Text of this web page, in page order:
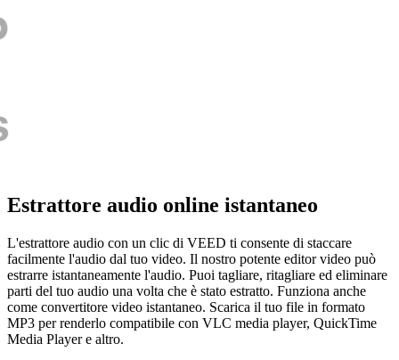
Estrattore audio online istantaneo
L'estrattore audio con un clic di VEED ti consente di staccare
facilmente l'audio dal tuo video. Il nostro potente editor video può
estrarre istantaneamente l'audio. Puoi tagliare, ritagliare ed eliminare
parti del tuo audio una volta che è stato estratto. Funziona anche
come convertitore video istantaneo. Scarica il tuo file in formato
MP3 per renderlo compatibile con VLC media player, QuickTime
Media Player e altro.